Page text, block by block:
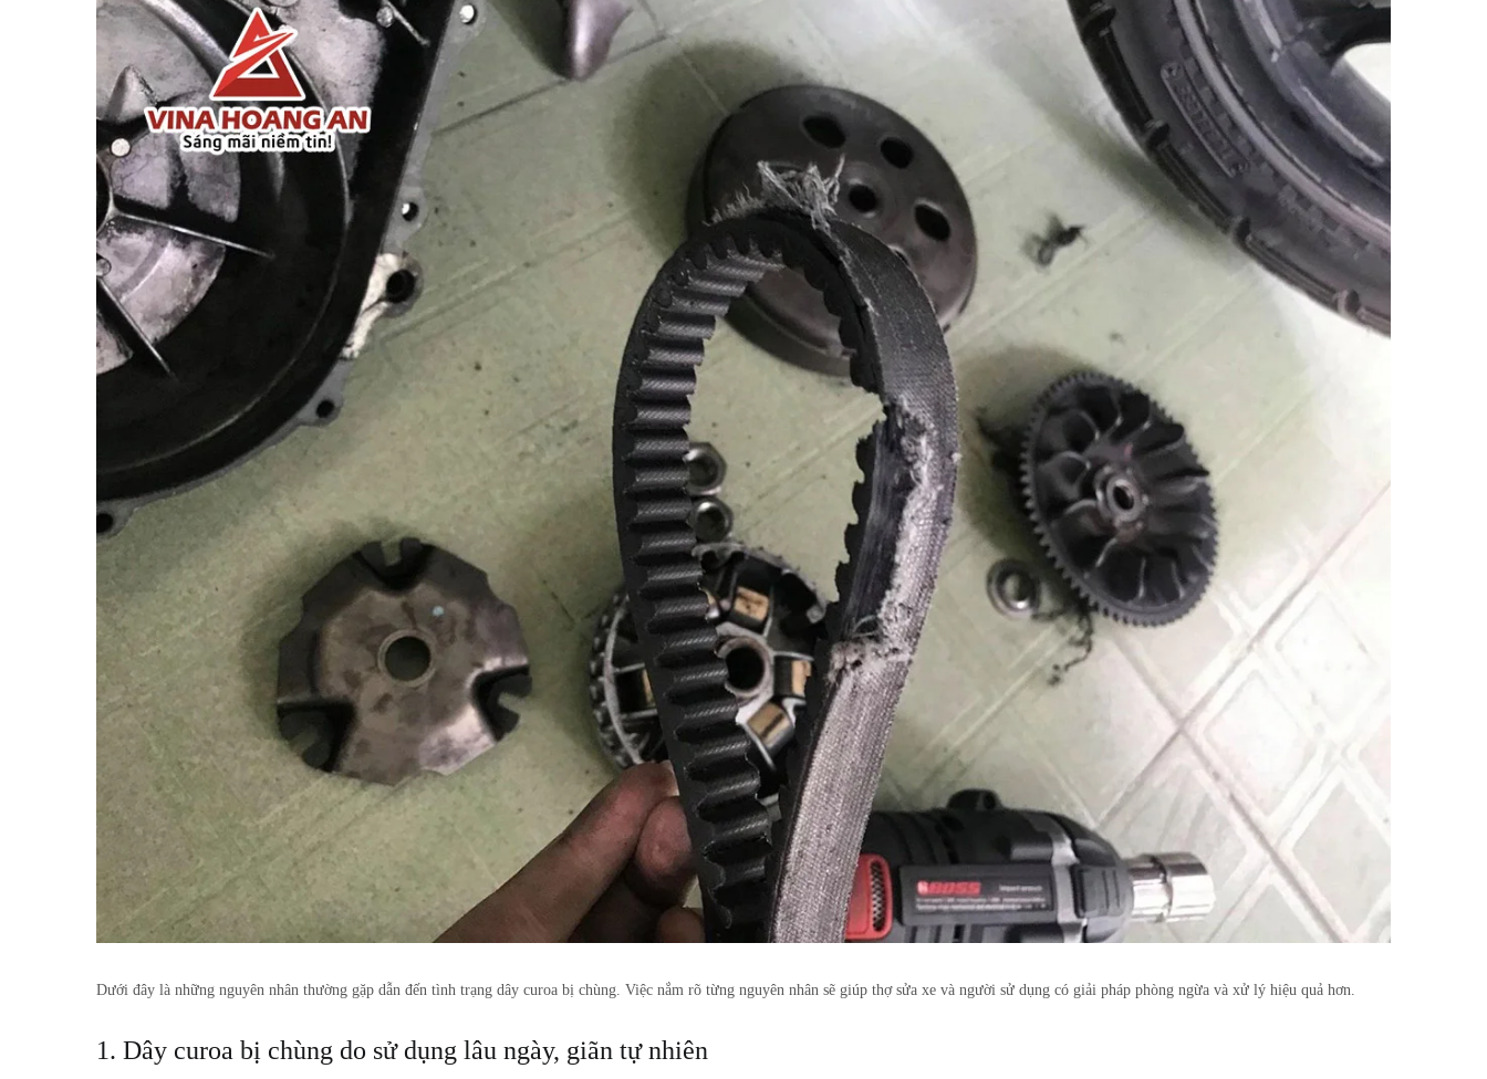
Dưới đây là những nguyên nhân thường gặp dẫn đến tình trạng dây curoa bị chùng. Việc nắm rõ từng nguyên nhân sẽ giúp thợ sửa xe và người sử dụng có giải pháp phòng ngừa và xử lý hiệu quả hơn.
1. Dây curoa bị chùng do sử dụng lâu ngày, giãn tự nhiên